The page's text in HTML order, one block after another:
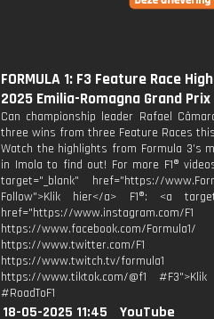
FORMULA 1: F3 Feature Race
2025 Emilia-Romagna Grand Prix
Can championship leader Rafael
three wins from three Feature Races
Watch the highlights from Formula 3’s
in Imola to find out! For more F1®
target="_blank" href="https://
Follow">Klik hier</a> F1®: <a
href="https://www.instagram.com/F1
https://www.facebook.com/Formula1/
https://www.twitter.com/F1
https://www.twitch.tv/formula1
https://www.tiktok.com/@f1
#RoadToF1
18-05-2025 11:45
YouTube